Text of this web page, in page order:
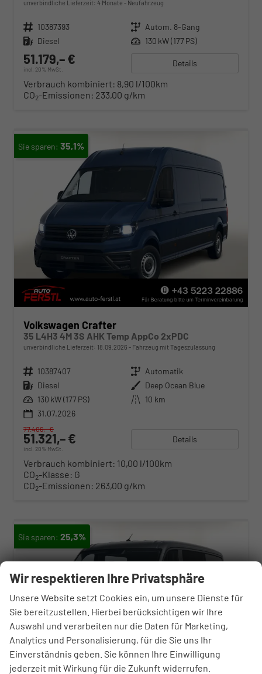
unverbindliche Lieferzeit: 4 Monate Neufahrzeug
Fahrzeugnr. 10387393 Getriebe Autom. 8-Gang
Kraftstoff Diesel Leistung 130 kW (177 PS)
51.179,– €
incl. 20% MwSt.
Details
Verbrauch kombiniert: 8,90 l/100km
CO2-Emissionen: 233,00 g/km
35,1%
Volkswagen Crafter
35 L4H3 4M 3S AHK Temp AppCo 2xPDC
unverbindliche Lieferzeit: 18.09.2026 Fahrzeug mit Tageszulassung
Fahrzeugnr. 10387407 Getriebe Automatik
Kraftstoff Diesel Außenfarbe Deep Ocean Blue
Leistung 130 kW (177 PS) Kilometerstand 10 km
31.07.2026
51.321,– €
incl. 20% MwSt.
77.406,– €
Details
Verbrauch kombiniert: 10,00 l/100km
CO2-Klasse: G
CO2-Emissionen: 263,00 g/km
25,3%
Wir respektieren Ihre Privatsphäre
Unsere Website setzt Cookies ein, um unsere Dienste für
Sie bereitzustellen. Hierbei berücksichtigen wir Ihre
Auswahl und verarbeiten nur die Daten für Marketing,
Analytics und Personalisierung, für die Sie uns Ihr
Einverständnis geben. Sie können Ihre Einwilligung
jederzeit mit Wirkung für die Zukunft widerrufen.